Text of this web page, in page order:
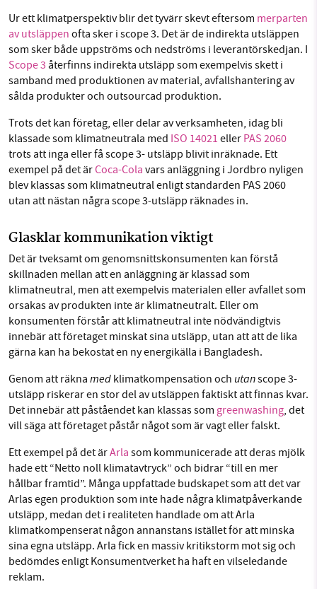
Ur ett klimatperspektiv blir det tyvärr skevt eftersom merparten
av utsläppen ofta sker i scope 3. Det är de indirekta utsläppen
som sker både uppströms och nedströms i leverantörskedjan. I
Scope 3 återfinns indirekta utsläpp som exempelvis skett i
samband med produktionen av material, avfallshantering av
sålda produkter och outsourcad produktion.
Trots det kan företag, eller delar av verksamheten, idag bli
klassade som klimatneutrala med ISO 14021 eller PAS 2060
trots att inga eller få scope 3- utsläpp blivit inräknade. Ett
exempel på det ärCoca-Cola vars anläggning i Jordbro nyligen
blev klassas som klimatneutral enligt standarden PAS 2060
utan att nästan några scope 3-utsläpp räknades in.
Glasklar kommunikation viktigt
Det är tveksamt om genomsnittskonsumenten kan förstå
skillnaden mellan att en anläggning är klassad som
klimatneutral, men att exempelvis materialen eller avfallet som
orsakas av produkten inte är klimatneutralt. Eller om
konsumenten förstår att klimatneutral inte nödvändigtvis
innebär att företaget minskat sina utsläpp, utan att att de lika
gärna kan ha bekostat en ny energikälla i Bangladesh.
Genom att räkna med klimatkompensation och utanscope 3-
utsläpp riskerar en stor del av utsläppen faktiskt att finnas kvar.
Det innebär att påståendet kan klassas som greenwashing, det
vill säga att företaget påstår något som är vagt eller falskt.
Ett exempel på det ärArla som kommunicerade att deras mjölk
hade ett “Netto noll klimatavtryck” och bidrar “till en mer
hållbar framtid”. Många uppfattade budskapet som att det var
Arlas egen produktion som inte hade några klimatpåverkande
utsläpp, medan det i realiteten handlade om att Arla
klimatkompenserat någon annanstans istället för att minska
sina egna utsläpp. Arla fick en massiv kritikstorm mot sig och
bedömdes enligt Konsumentverket ha haft en vilseledande
reklam.